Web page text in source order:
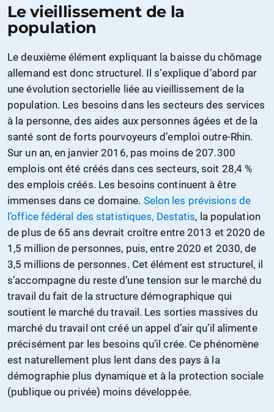
Le vieillissement de la
population
Le deuxième élément expliquant la baisse du chômage
allemand est donc structurel. Il s’explique d’abord par
une évolution sectorielle liée au vieillissement de la
population. Les besoins dans les secteurs des services
à la personne, des aides aux personnes âgées et de la
santé sont de forts pourvoyeurs d’emploi outre-Rhin.
Sur un an, en janvier 2016, pas moins de 207.300
emplois ont été créés dans ces secteurs, soit 28,4 %
des emplois créés. Les besoins continuent à être
immenses dans ce domaine. Selon les prévisions de
l’office fédéral des statistiques, Destatis, la population
de plus de 65 ans devrait croître entre 2013 et 2020 de
1,5 million de personnes, puis, entre 2020 et 2030, de
3,5 millions de personnes. Cet élément est structurel, il
s’accompagne du reste d’une tension sur le marché du
travail du fait de la structure démographique qui
soutient le marché du travail. Les sorties massives du
marché du travail ont créé un appel d’air qu’il alimente
précisément par les besoins qu’il crée. Ce phénomène
est naturellement plus lent dans des pays à la
démographie plus dynamique et à la protection sociale
(publique ou privée) moins développée.